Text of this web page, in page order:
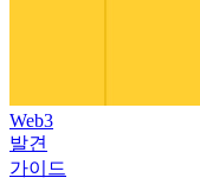
Web3
발견
가이드